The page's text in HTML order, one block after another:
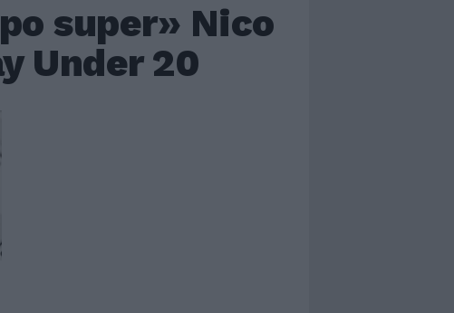
super» Nico
Under 20